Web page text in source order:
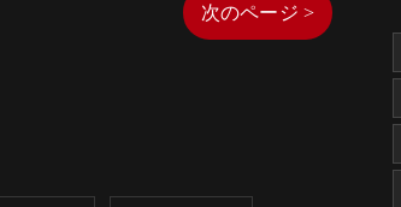
次のページ >